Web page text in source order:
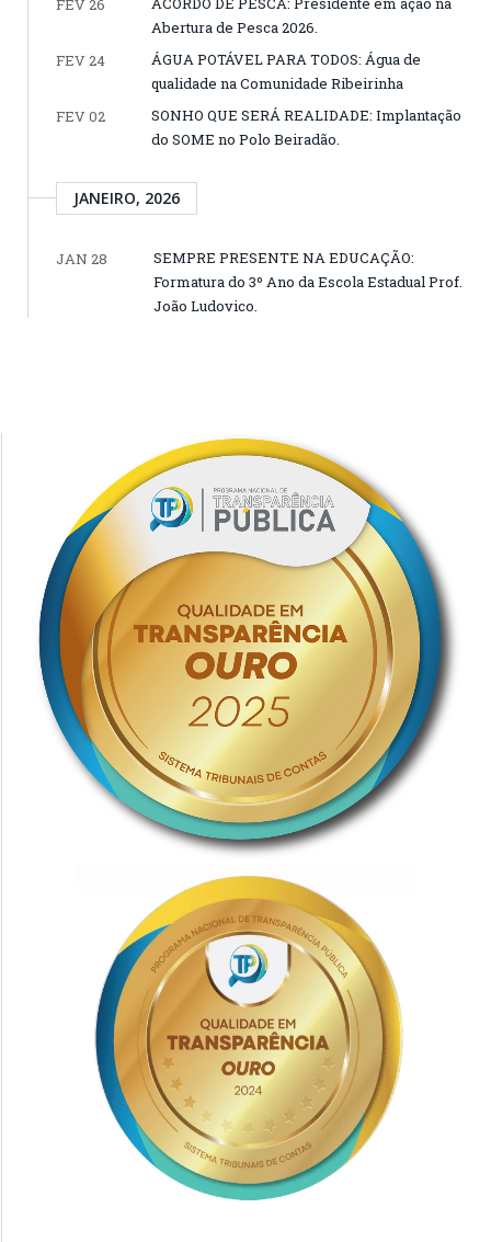
Abertura de Pesca 2026.
FEV 24
ÁGUA POTÁVEL PARA TODOS: Água de
qualidade na Comunidade Ribeirinha
FEV 02
SONHO QUE SERÁ REALIDADE: Implantação
do SOME no Polo Beiradão.
JANEIRO, 2026
JAN 28
SEMPRE PRESENTE NA EDUCAÇÃO:
Formatura do 3º Ano da Escola Estadual Prof.
João Ludovico.